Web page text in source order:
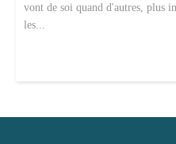
vont de soi quand d'autres, plus
les...